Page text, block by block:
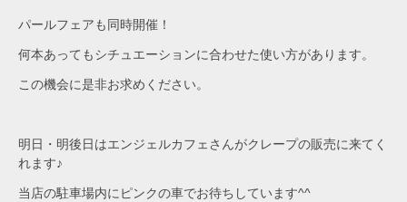
パールフェアも同時開催！
何本あってもシチュエーションに合わせた使い方があります。
この機会に是非お求めください。
明日・明後日はエンジェルカフェさんがクレープの販売に来てく
れます♪
当店の駐車場内にピンクの車でお待ちしています^^